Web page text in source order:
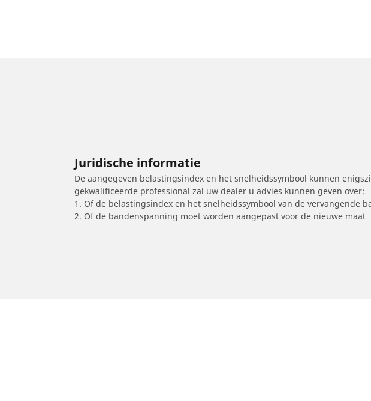
Juridische informatie
De aangegeven belastingsindex en het snelheidssymbool kunnen
gekwalificeerde professional zal uw dealer u advies kunnen geven over:
1. Of de belastingsindex en het snelheidssymbool van de vervangende
2. Of de bandenspanning moet worden aangepast voor de nieuwe maat